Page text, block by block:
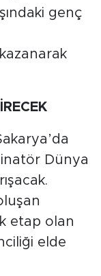
genç
Dünya
etap olan
elde